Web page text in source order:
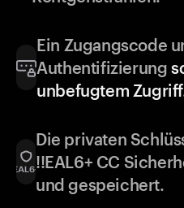
Ein Zugangscode
Authentifizierung
unbefugtem Zugriff
Die privaten
!!EAL6+ CC
und gespeichert.